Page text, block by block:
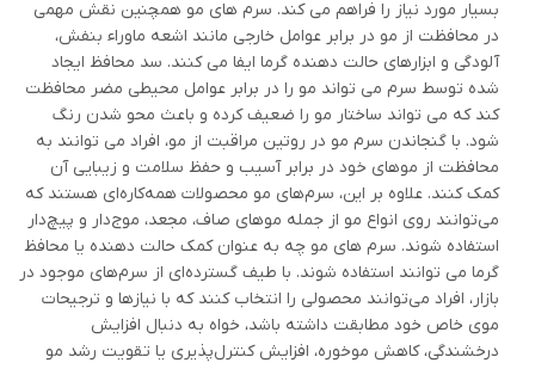
بسیار مورد نیاز را فراهم می کند. سرم های مو همچنین نقش مهمی
در محافظت از مو در برابر عوامل خارجی مانند اشعه ماوراء بنفش،
آلودگی و ابزارهای حالت دهنده گرما ایفا می کنند. سد محافظ ایجاد
شده توسط سرم می تواند مو را در برابر عوامل محیطی مضر محافظت
کند که می تواند ساختار مو را ضعیف کرده و باعث محو شدن رنگ
شود. با گنجاندن سرم مو در روتین مراقبت از مو، افراد می توانند به
محافظت از موهای خود در برابر آسیب و حفظ سلامت و زیبایی آن
کمک کنند. علاوه بر این، سرم‌های مو محصولات همه‌کاره‌ای هستند که
می‌توانند روی انواع مو از جمله موهای صاف، مجعد، موج‌دار و پیچ‌دار
استفاده شوند. سرم های مو چه به عنوان کمک حالت دهنده یا محافظ
گرما می توانند استفاده شوند. با طیف گسترده‌ای از سرم‌های موجود در
بازار، افراد می‌توانند محصولی را انتخاب کنند که با نیازها و ترجیحات
موی خاص خود مطابقت داشته باشد، خواه به دنبال افزایش
درخشندگی، کاهش موخوره، افزایش کنترل‌پذیری یا تقویت رشد مو